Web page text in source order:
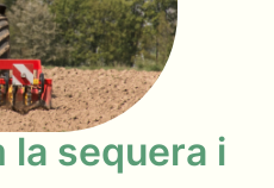
la sequera i